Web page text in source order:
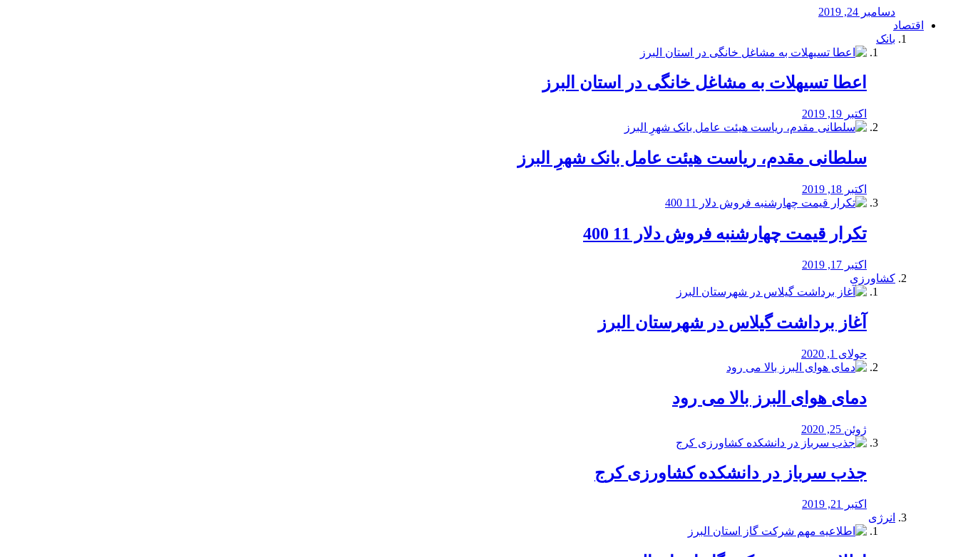
دسامبر 24, 2019
اقتصاد
بانک
️اعطا تسیهلات به مشاغل خانگی در استان البرز
اکتبر 19, 2019
سلطانی مقدم، ریاست هیئت عامل بانک شهرِ البرز
اکتبر 18, 2019
تکرار قیمت چهارشنبه فروش دلار 11 400
اکتبر 17, 2019
کشاورزی
آغاز برداشت گیلاس در شهرستان البرز
جولای 1, 2020
دمای هوای البرز بالا می رود
ژوئن 25, 2020
جذب سرباز در دانشکده کشاورزی کرج
اکتبر 21, 2019
انرژی